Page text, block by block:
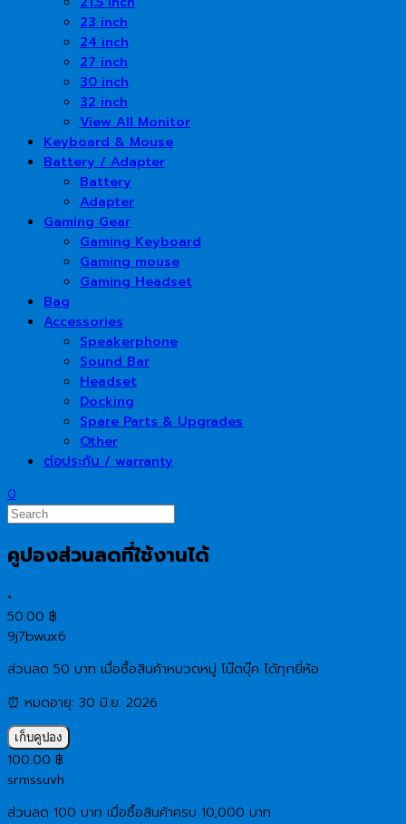
23 inch
24 inch
27 inch
30 inch
32 inch
View All Monitor
Keyboard & Mouse
Battery / Adapter
Battery
Adapter
Gaming Gear
Gaming Keyboard
Gaming mouse
Gaming Headset
Bag
Accessories
Speakerphone
Sound Bar
Headset
Docking
Spare Parts & Upgrades
Other
ต่อประกัน / warranty
0
คูปองส่วนลดที่ใช้งานได้
×
50.00 ฿
9j7bwux6
ส่วนลด 50 บาท เมื่อซื้อสินค้าหมวดหมู่ โน๊ตบุ๊ค ได้ทุกยี่ห้อ
⏰ หมดอายุ: 30 มิ.ย. 2026
เก็บคูปอง
100.00 ฿
srmssuvh
ส่วนลด 100 บาท เมื่อซื้อสินค้าครบ 10,000 บาท